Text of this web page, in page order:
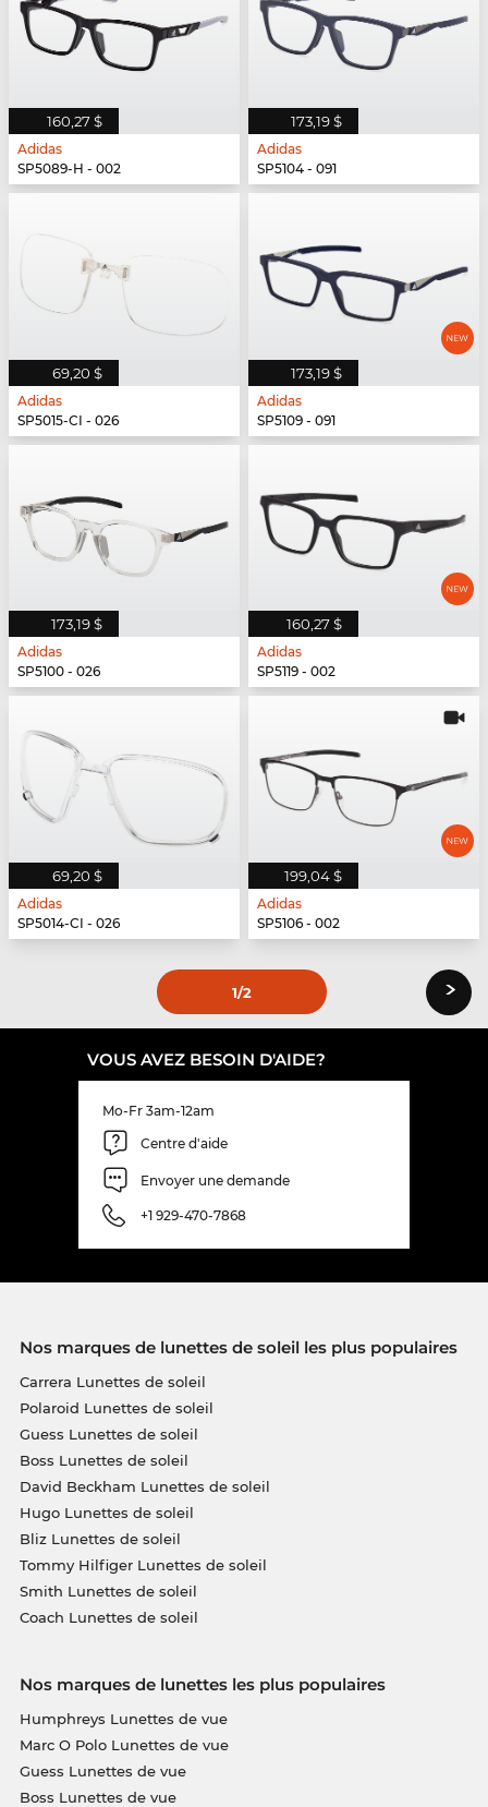
160,27 $
Adidas
SP5089-H - 002
173,19 $
Adidas
SP5104 - 091
69,20 $
Adidas
SP5015-CI - 026
173,19 $
Adidas
SP5109 - 091
173,19 $
Adidas
SP5100 - 026
160,27 $
Adidas
SP5119 - 002
69,20 $
Adidas
SP5014-CI - 026
199,04 $
Adidas
SP5106 - 002
1/2 ›
VOUS AVEZ BESOIN D'AIDE?
Mo-Fr 3am-12am
Centre d'aide
Envoyer une demande
+1 929-470-7868
Nos marques de lunettes de soleil les plus populaires
Carrera Lunettes de soleil
Polaroid Lunettes de soleil
Guess Lunettes de soleil
Boss Lunettes de soleil
David Beckham Lunettes de soleil
Hugo Lunettes de soleil
Bliz Lunettes de soleil
Tommy Hilfiger Lunettes de soleil
Smith Lunettes de soleil
Coach Lunettes de soleil
Nos marques de lunettes les plus populaires
Humphreys Lunettes de vue
Marc O Polo Lunettes de vue
Guess Lunettes de vue
Boss Lunettes de vue